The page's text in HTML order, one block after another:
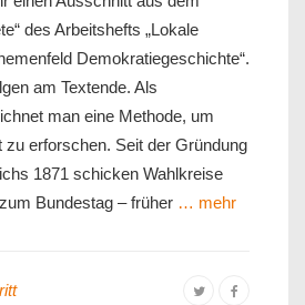
des Arbeitshefts „Lokale
Demokratiegeschichte“.
am Textende. Als
man eine Methode, um
erforschen. Seit der Gründung
1871 schicken Wahlkreise
Bundestag – früher … mehr